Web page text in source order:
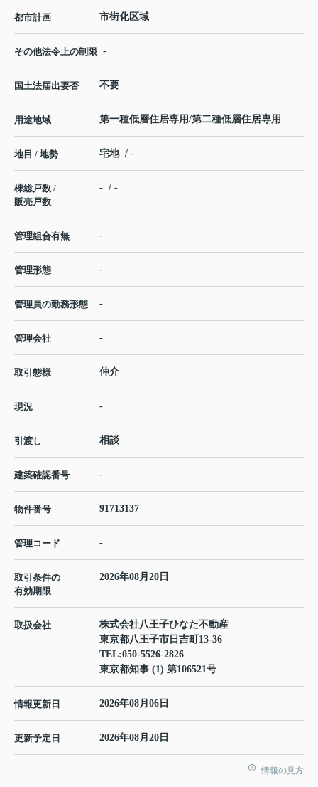
都市計画 市街化区域
その他法令上の制限 -
国土法届出要否 不要
用途地域 第一種低層住居専用/第二種低層住居専用
地目 / 地勢 宅地 / -
棟総戸数 /
販売戸数
- / -
管理組合有無 -
管理形態 -
管理員の勤務形態 -
管理会社 -
取引態様 仲介
現況 -
引渡し 相談
建築確認番号 -
物件番号 91713137
管理コード -
取引条件の
有効期限
2026年08月20日
取扱会社
株式会社八王子ひなた不動産
東京都八王子市日吉町13-36
TEL:050-5526-2826
東京都知事 (1) 第106521号
情報更新日 2026年08月06日
更新予定日 2026年08月20日
情報の見方